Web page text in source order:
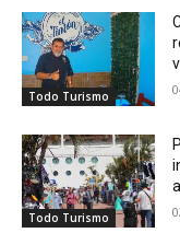
Todo Turismo
Todo Turismo